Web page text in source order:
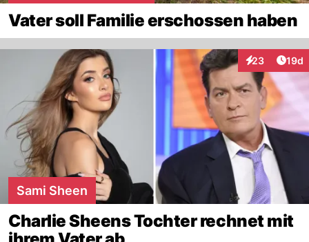
Vater soll Familie erschossen haben
23
Interaktionen
19d
Sami Sheen
Charlie Sheens Tochter rechnet mit